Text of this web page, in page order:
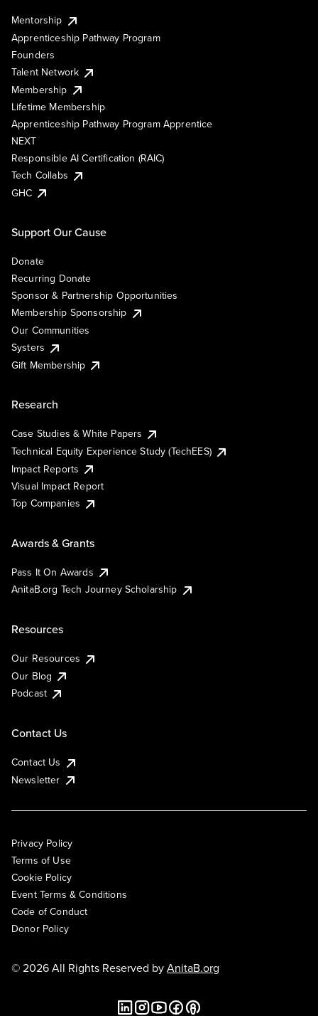
Mentorship
Apprenticeship Pathway Program
Founders
Talent Network
Membership
Lifetime Membership
Apprenticeship Pathway Program Apprentice
NEXT
Responsible AI Certification (RAIC)
Tech Collabs
GHC
Support Our Cause
Donate
Recurring Donate
Sponsor & Partnership Opportunities
Membership Sponsorship
Our Communities
Systers
Gift Membership
Research
Case Studies & White Papers
Technical Equity Experience Study (TechEES)
Impact Reports
Visual Impact Report
Top Companies
Awards & Grants
Pass It On Awards
AnitaB.org Tech Journey Scholarship
Resources
Our Resources
Our Blog
Podcast
Contact Us
Contact Us
Newsletter
Privacy Policy
Terms of Use
Cookie Policy
Event Terms & Conditions
Code of Conduct
Donor Policy
© 2026 All Rights Reserved byAnitaB.org